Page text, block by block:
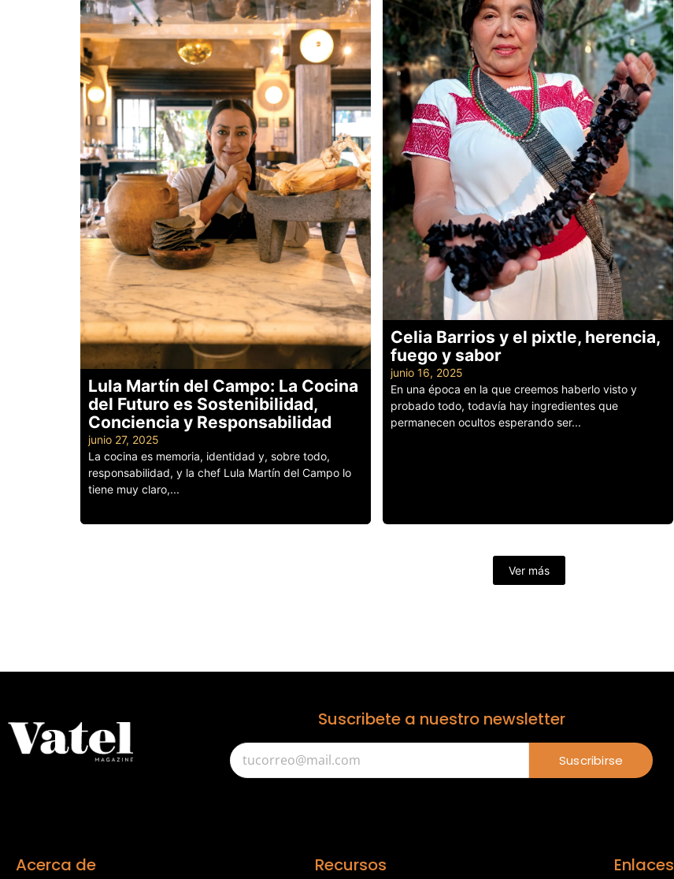
Lula Martín del Campo: La Cocina
del Futuro es Sostenibilidad,
Conciencia y Responsabilidad
junio 27, 2025
La cocina es memoria, identidad y, sobre todo,
responsabilidad, y la chef Lula Martín del Campo lo
tiene muy claro,...
Celia Barrios y el pixtle, herencia,
fuego y sabor
junio 16, 2025
En una época en la que creemos haberlo visto y
probado todo, todavía hay ingredientes que
permanecen ocultos esperando ser...
Ver más
Suscribete a nuestro newsletter
Suscribirse
Acerca de Recursos Enlaces